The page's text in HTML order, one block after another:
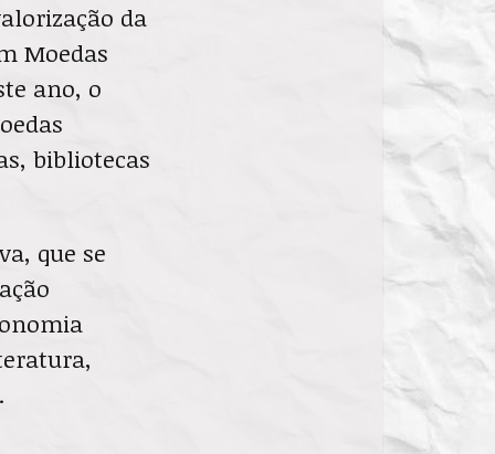
da
Moedas
ano, o
bibliotecas
que se